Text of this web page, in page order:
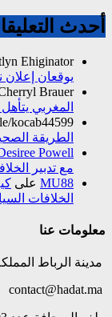
أحدث
Ehiginator
يوقعان إعلان
Brauer
المغربي
kocab44599/
الطريقة
Powell
مع تدبير
MU88 على
الخلافات
معلومات عنا
مدينة الرباط